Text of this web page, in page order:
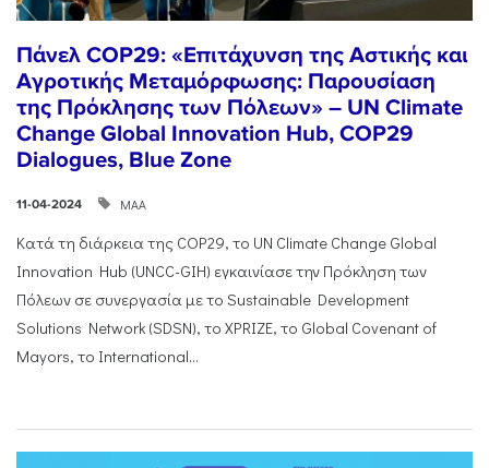
Πάνελ COP29: «Επιτάχυνση της Αστικής και
Αγροτικής Μεταμόρφωσης: Παρουσίαση
της Πρόκλησης των Πόλεων» – UN Climate
Change Global Innovation Hub, COP29
Dialogues, Blue Zone
11-04-2024 ΜΑΑ
Κατά τη διάρκεια της COP29, το UN Climate Change Global
Innovation Hub (UNCC-GIH) εγκαινίασε την Πρόκληση των
Πόλεων σε συνεργασία με το Sustainable Development
Solutions Network (SDSN), το XPRIZE, το Global Covenant of
Mayors, το International...